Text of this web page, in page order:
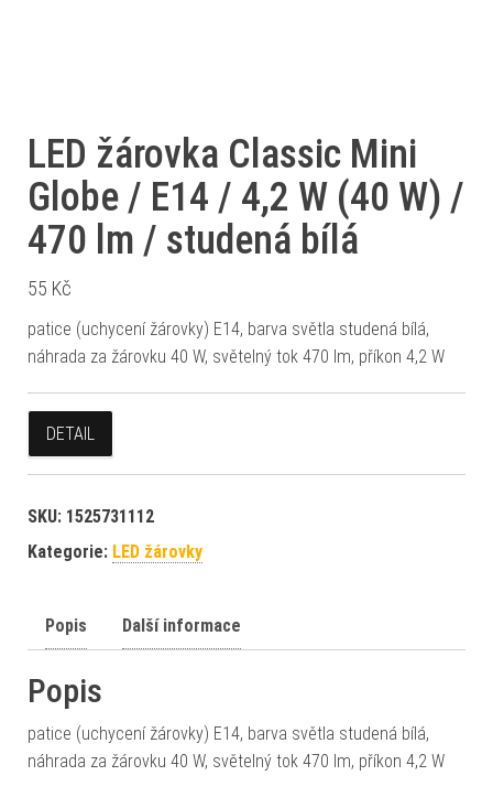
LED žárovka Classic Mini
Globe / E14 / 4,2 W (40 W) /
470 lm / studená bílá
55 Kč
patice (uchycení žárovky) E14, barva světla studená bílá,
náhrada za žárovku 40 W, světelný tok 470 lm, příkon 4,2 W
DETAIL
SKU: 1525731112
Kategorie: LED žárovky
Popis Další informace
Popis
patice (uchycení žárovky) E14, barva světla studená bílá,
náhrada za žárovku 40 W, světelný tok 470 lm, příkon 4,2 W